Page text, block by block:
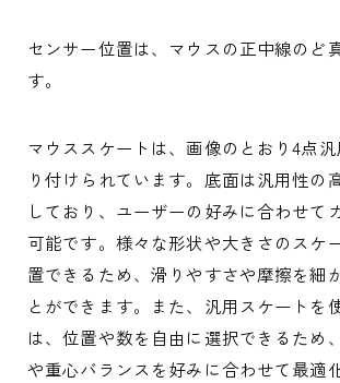
センサー位置は、マウスの正中線のど
す。
マウススケートは、画像のとおり4点
り付けられています。底面は汎用性の
しており、ユーザーの好みに合わせて
可能です。様々な形状や大きさのスケ
置できるため、滑りやすさや摩擦を細
とができます。また、汎用スケートを
は、位置や数を自由に選択できるため
や重心バランスを好みに合わせて最適